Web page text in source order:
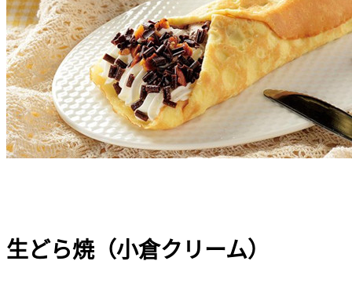
生どら焼（小倉クリーム）